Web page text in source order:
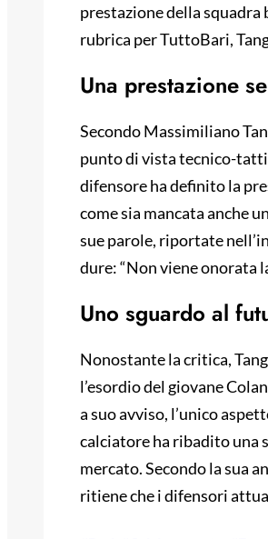
prestazione della
rubrica per TuttoBari,
Una prestazione
Secondo Massimiliano
punto di vista tecnico-
difensore ha definito la
come sia mancata anche
sue parole, riportate
dure: “Non viene onorata
Uno sguardo al
Nonostante la critica,
l’esordio del giovane
a suo avviso, l’unico
calciatore ha ribadito una
mercato. Secondo la sua
ritiene che i difensori